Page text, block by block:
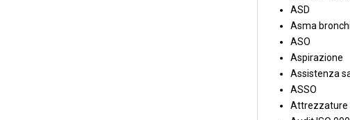
ASD
Asma
ASO
Aspirazione
Assistenza
ASSO
Attrezzature